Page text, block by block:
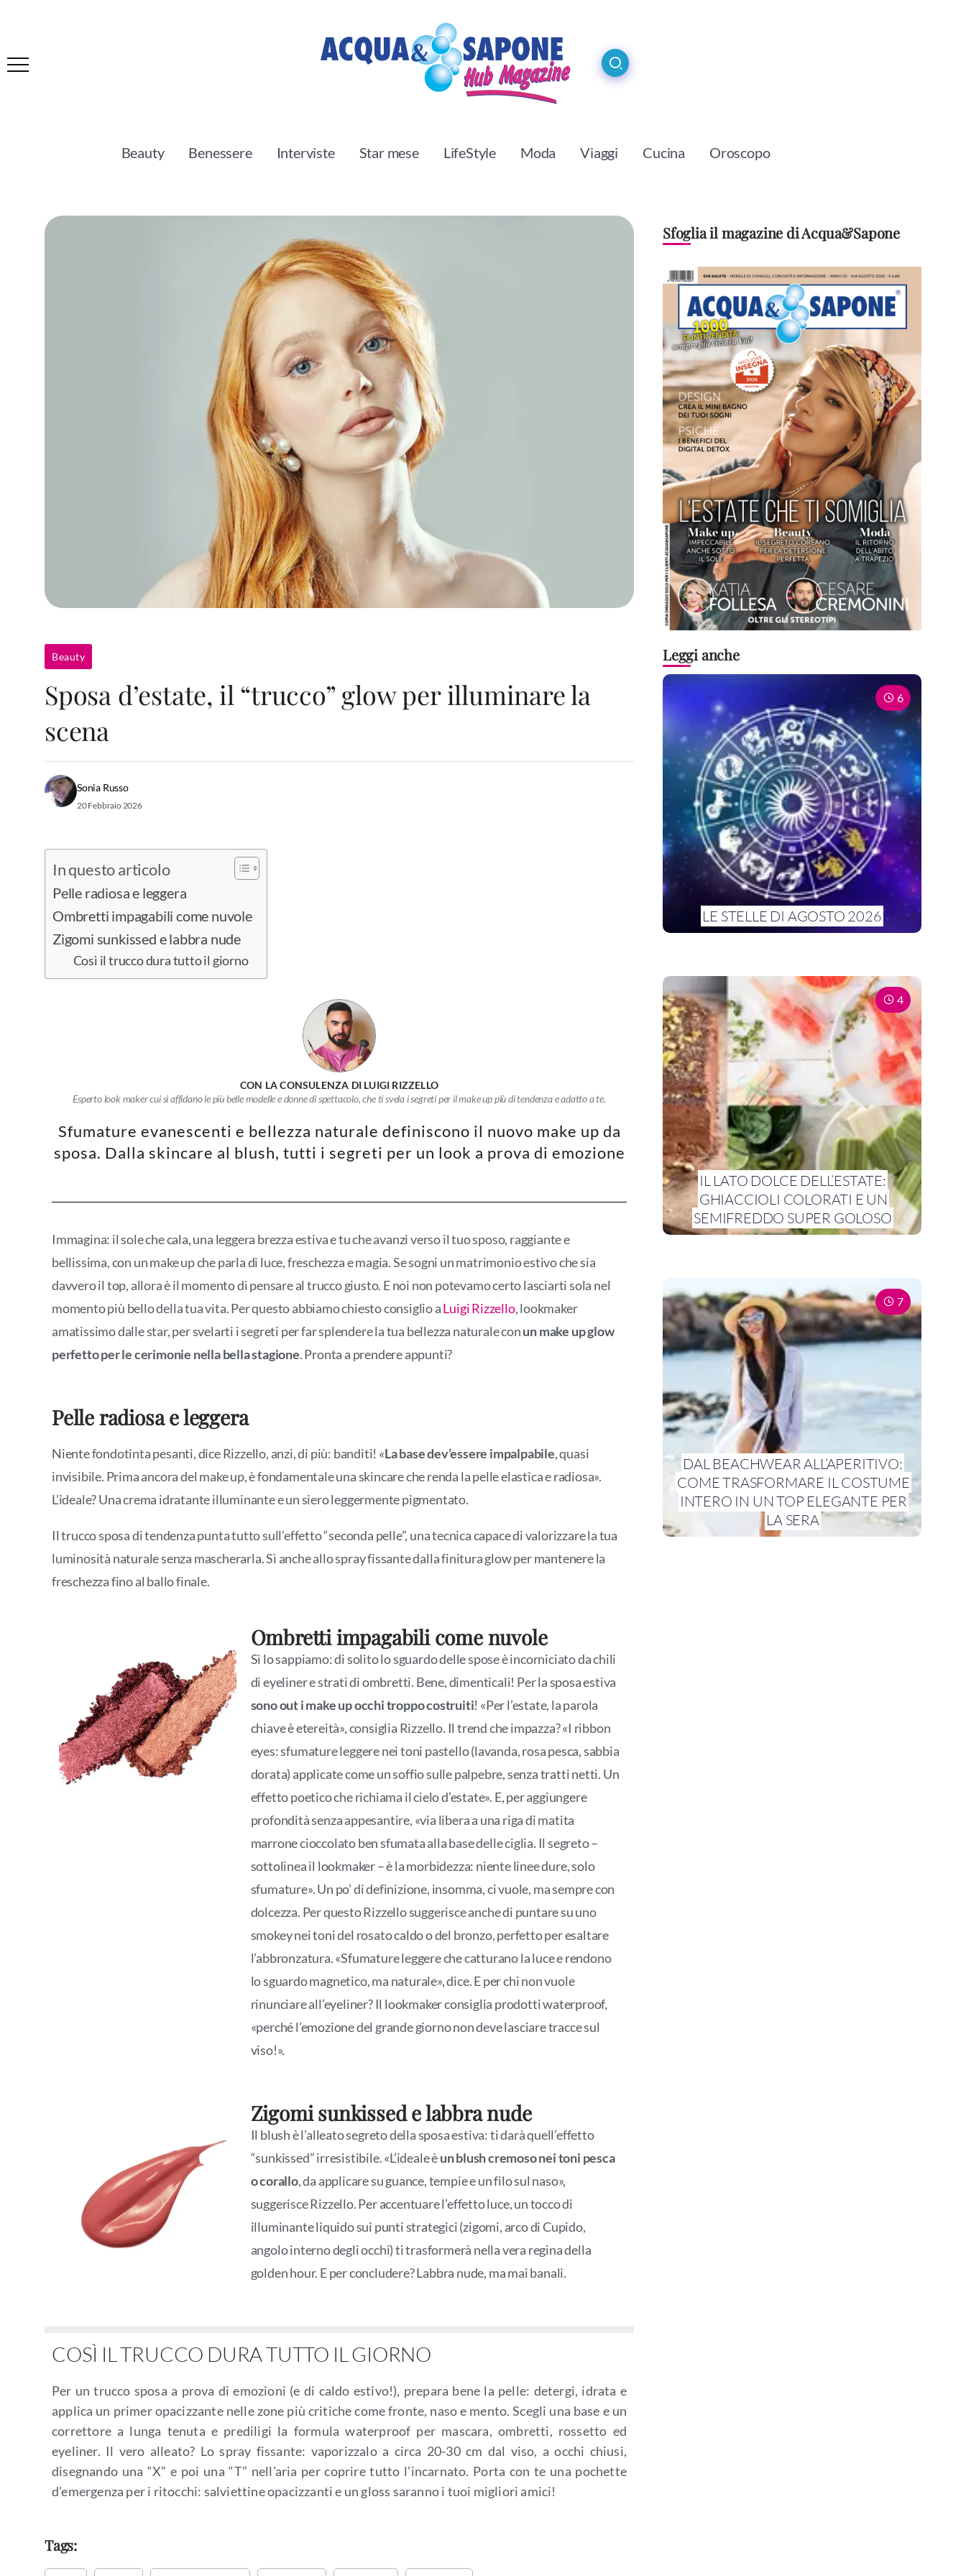
Beauty Benessere Interviste Star mese LifeStyle Moda Viaggi Cucina Oroscopo
Beauty
Sposa d’estate, il “trucco” glow per illuminare la
scena
Sonia Russo
20 Febbraio 2026
In questo articolo
Pelle radiosa e leggera
Ombretti impagabili come nuvole
Zigomi sunkissed e labbra nude
Così il trucco dura tutto il giorno
CON LA CONSULENZA DI LUIGI RIZZELLO
Esperto look maker cui si affidano le più belle modelle e donne di spettacolo, che ti svela i segreti per il make up più di tendenza e adatto a te.
Sfumature evanescenti e bellezza naturale definiscono il nuovo make up da
sposa. Dalla skincare al blush, tutti i segreti per un look a prova di emozione
Immagina: il sole che cala, una leggera brezza estiva e tu che avanzi verso il tuo sposo, raggiante e
bellissima, con un make up che parla di luce, freschezza e magia. Se sogni un matrimonio estivo che sia
davvero il top, allora è il momento di pensare al trucco giusto. E noi non potevamo certo lasciarti sola nel
momento più bello della tua vita. Per questo abbiamo chiesto consiglio aLuigi Rizzello, lookmaker
amatissimo dalle star, per svelarti i segreti per far splendere la tua bellezza naturale conun make up glow
perfetto per le cerimonie nella bella stagione. Pronta a prendere appunti?
Pelle radiosa e leggera
Niente fondotinta pesanti, dice Rizzello, anzi, di più: banditi! «La base dev’essere impalpabile, quasi
invisibile. Prima ancora del make up, è fondamentale una skincare che renda la pelle elastica e radiosa».
L’ideale? Una crema idratante illuminante e un siero leggermente pigmentato.
Il trucco sposa di tendenza punta tutto sull’effetto “seconda pelle”, una tecnica capace di valorizzare la tua
luminosità naturale senza mascherarla. Sì anche allo spray fissante dalla finitura glow per mantenere la
freschezza fino al ballo finale.
Ombretti impagabili come nuvole
Sì lo sappiamo: di solito lo sguardo delle spose è incorniciato da chili
di eyeliner e strati di ombretti. Bene, dimenticali! Per la sposa estiva
sono out i make up occhi troppo costruiti! «Per l’estate, la parola
chiave è etereità», consiglia Rizzello. Il trend che impazza? «I ribbon
eyes: sfumature leggere nei toni pastello (lavanda, rosa pesca, sabbia
dorata) applicate come un soffio sulle palpebre, senza tratti netti. Un
effetto poetico che richiama il cielo d’estate». E, per aggiungere
profondità senza appesantire, «via libera a una riga di matita
marrone cioccolato ben sfumata alla base delle ciglia. Il segreto –
sottolinea il lookmaker – è la morbidezza: niente linee dure, solo
sfumature». Un po’ di definizione, insomma, ci vuole, ma sempre con
dolcezza. Per questo Rizzello suggerisce anche di puntare su uno
smokey nei toni del rosato caldo o del bronzo, perfetto per esaltare
l’abbronzatura. «Sfumature leggere che catturano la luce e rendono
lo sguardo magnetico, ma naturale», dice. E per chi non vuole
rinunciare all’eyeliner? Il lookmaker consiglia prodotti waterproof,
«perché l’emozione del grande giorno non deve lasciare tracce sul
viso!».
Zigomi sunkissed e labbra nude
Il blush è l’alleato segreto della sposa estiva: ti darà quell’effetto
“sunkissed” irresistibile. «L’ideale èun blush cremoso nei toni pesca
o corallo, da applicare su guance, tempie e un filo sul naso»,
suggerisce Rizzello. Per accentuare l’effetto luce, un tocco di
illuminante liquido sui punti strategici (zigomi, arco di Cupido,
angolo interno degli occhi) ti trasformerà nella vera regina della
golden hour. E per concludere? Labbra nude, ma mai banali.
COSÌ IL TRUCCO DURA TUTTO IL GIORNO
Per un trucco sposa a prova di emozioni (e di caldo estivo!), prepara bene la pelle: detergi, idrata e
applica un primer opacizzante nelle zone più critiche come fronte, naso e mento. Scegli una base e un
correttore a lunga tenuta e prediligi la formula waterproof per mascara, ombretti, rossetto ed
eyeliner. Il vero alleato? Lo spray fissante: vaporizzalo a circa 20-30 cm dal viso, a occhi chiusi,
disegnando una “X” e poi una “T” nell’aria per coprire tutto l’incarnato. Porta con te una pochette
d’emergenza per i ritocchi: salviettine opacizzanti e un gloss saranno i tuoi migliori amici!
Tags:
Sfoglia il magazine di Acqua&Sapone
Leggi anche
LE STELLE DI AGOSTO 2026
6
IL LATO DOLCE DELL’ESTATE:
GHIACCIOLI COLORATI E UN
SEMIFREDDO SUPER GOLOSO
4
DAL BEACHWEAR ALL’APERITIVO:
COME TRASFORMARE IL COSTUME
INTERO IN UN TOP ELEGANTE PER
LA SERA
7